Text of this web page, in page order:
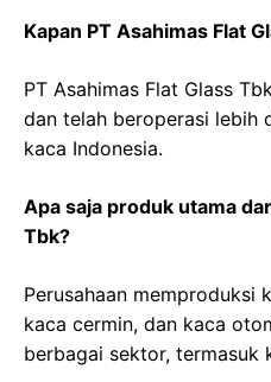
Kapan PT Asahimas Flat
PT Asahimas Flat Glass
dan telah beroperasi lebih
kaca Indonesia.
Apa saja produk utama
Tbk?
Perusahaan memproduksi
kaca cermin, dan kaca
berbagai sektor, termasuk